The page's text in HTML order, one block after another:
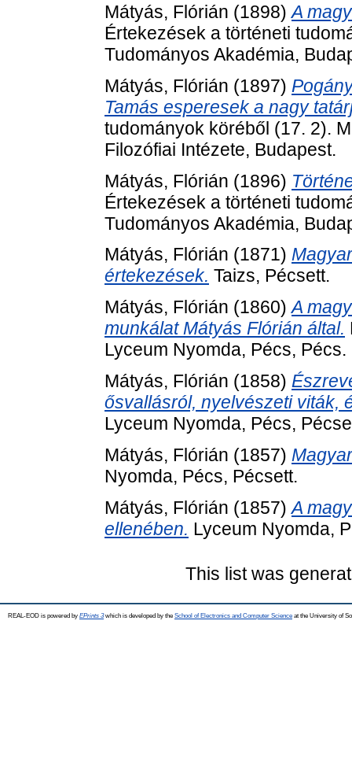
Mátyás, Flórián (1898)A
Értekezések a történeti
Tudományos Akadémia,
Mátyás, Flórián (1897)
Tamás esperesek a nagy
tudományok köréből (17. 2).
Filozófiai Intézete, Budapest.
Mátyás, Flórián (1896)
Értekezések a történeti
Tudományos Akadémia,
Mátyás, Flórián (1871)
értekezések. Taizs, Pécsett.
Mátyás, Flórián (1860)A
munkálat Mátyás Flórián által.
Lyceum Nyomda, Pécs, Pécs.
Mátyás, Flórián (1858)
ősvallásról, nyelvészeti viták,
Lyceum Nyomda, Pécs,
Mátyás, Flórián (1857)
Nyomda, Pécs, Pécsett.
Mátyás, Flórián (1857)A
ellenében. Lyceum Nyomda,
This list was
REAL-EOD is powered by EPrints 3which is developed by the School of Electronics and Computer Science at the University of